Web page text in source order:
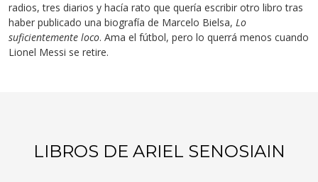
radios, tres diarios y hacía rato que quería escribir otro libro tras
haber publicado una biografía de Marcelo Bielsa, Lo
suficientemente loco. Ama el fútbol, pero lo querrá menos cuando
Lionel Messi se retire.
LIBROS DE ARIEL SENOSIAIN